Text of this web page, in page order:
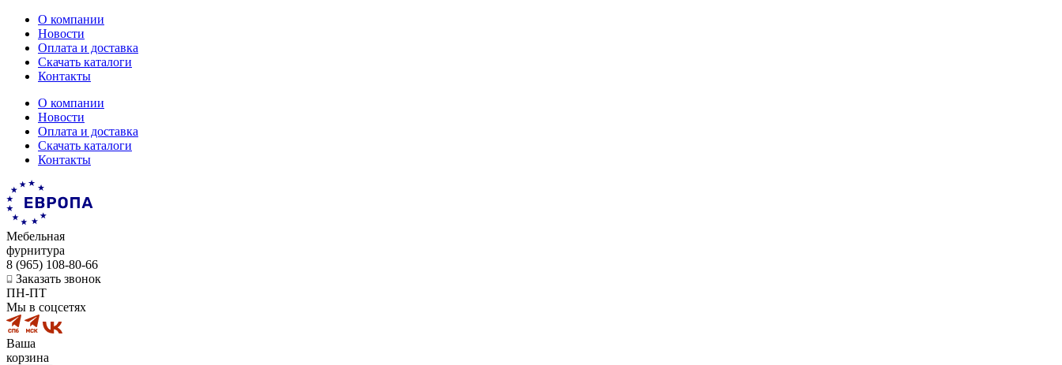
О компании
Новости
Оплата и доставка
Скачать каталоги
Контакты
О компании
Новости
Оплата и доставка
Скачать каталоги
Контакты
Мебельная
фурнитура
8 (965) 108-80-66
Заказать звонок
ПН-ПТ
Мы в соцсетях
Ваша
корзина